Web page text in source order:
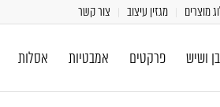
מוצרים מגזין עיצוב צור קשר
ושיש פרקטים אמבטיות אסלות